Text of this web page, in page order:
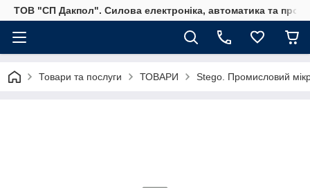
ТОВ "СП Дакпол". Силова електроніка, автоматика та
Товари та послуги ТОВАРИ Stego. Промисловий